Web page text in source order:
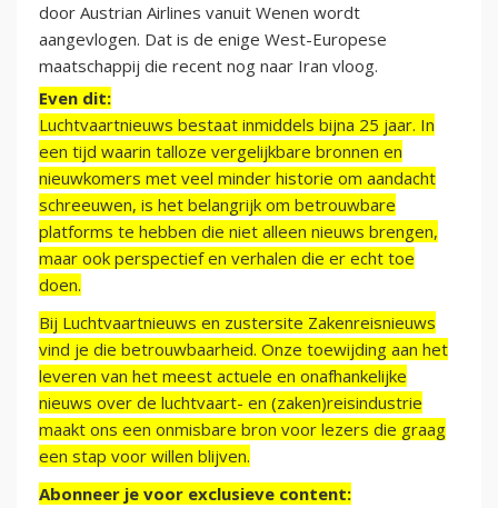
door Austrian Airlines vanuit Wenen wordt
aangevlogen. Dat is de enige West-Europese
maatschappij die recent nog naar Iran vloog.
Even dit:
Luchtvaartnieuws bestaat inmiddels bijna 25 jaar. In
een tijd waarin talloze vergelijkbare bronnen en
nieuwkomers met veel minder historie om aandacht
schreeuwen, is het belangrijk om betrouwbare
platforms te hebben die niet alleen nieuws brengen,
maar ook perspectief en verhalen die er echt toe
doen.
Bij Luchtvaartnieuws en zustersite Zakenreisnieuws
vind je die betrouwbaarheid. Onze toewijding aan het
leveren van het meest actuele en onafhankelijke
nieuws over de luchtvaart- en (zaken)reisindustrie
maakt ons een onmisbare bron voor lezers die graag
een stap voor willen blijven.
Abonneer je voor exclusieve content: